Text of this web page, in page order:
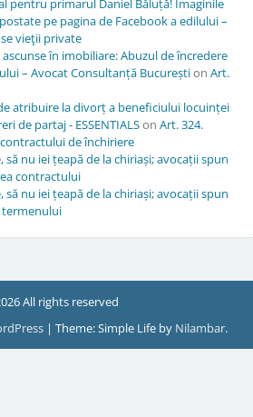
pe pagina de Facebook a edilului –
vieţii private
în imobiliare: Abuzul de încredere
– Avocat Consultanță Bucureștion Art.
atribuire la divorț a beneficiului locuinței
de partaj - ESSENTIALSon Art. 324.
de închiriere
nu iei țeapă de la chiriași; avocații spun
contractului
nu iei țeapă de la chiriași; avocații spun
termenului
All rights reserved
| Theme: Simple Life by Nilambar.